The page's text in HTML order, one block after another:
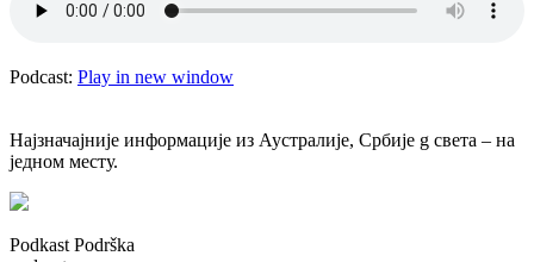
Podcast: Play in new window
Најзначајније информације из Аустралије, Србије g света – на
једном месту.
Podkast Podrška